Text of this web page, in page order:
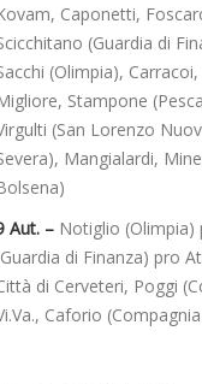
Caponetti,
(Guardia di
(Olimpia),
Stampone
(San Lorenzo
Mangialardi,
Aut. – Notiglio (Olimpia)
di Finanza) pro
di Cerveteri, Poggi
Caforio